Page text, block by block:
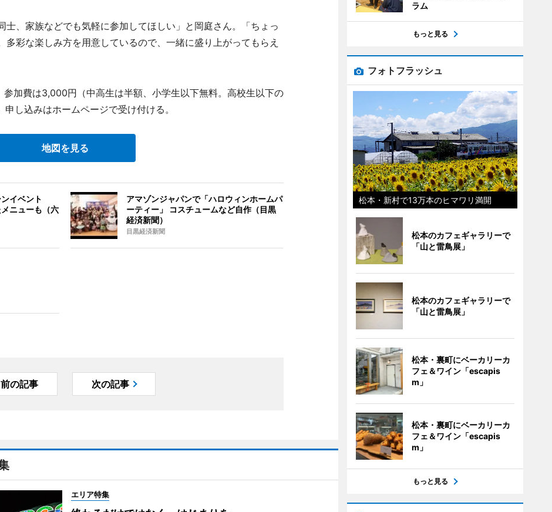
、家族などでも気軽に参加してほしい」と岡庭さん。「ちょっ
多彩な楽しみ方を用意しているので、一緒に盛り上がってもらえ
加費は3,000円（中高生は半額、小学生以下無料。高校生以下の
し込みはホームページで受け付ける。
地図を見る
イベント
ニューも（六
アマゾンジャパンで「ハロウィンホームパ
ーティー」 コスチュームなど自作（目黒
経済新聞）
目黒経済新聞
前の記事 次の記事
エリア特集
ラム
もっと見る
フォトフラッシュ
松本・新村で13万本のヒマワリ満開
松本のカフェギャラリーで
「山と雷鳥展」
松本のカフェギャラリーで
「山と雷鳥展」
松本・裏町にベーカリーカ
フェ＆ワイン「escapis
m」
松本・裏町にベーカリーカ
フェ＆ワイン「escapis
m」
もっと見る